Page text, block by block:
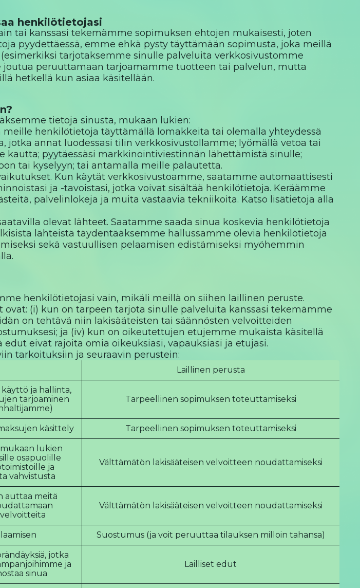
henkilötietojasi
tai kanssasi tekemämme sopimuksen ehtojen mukaisesti, joten
pyydettäessä, emme ehkä pysty täyttämään sopimusta, joka meillä
tarjotaksemme sinulle palveluita verkkosivustomme
joutua peruuttamaan tarjoamamme tuotteen tai palvelun, mutta
hetkellä kun asiaa käsitellään.
tietoja sinusta, mukaan lukien:
meille henkilötietoja täyttämällä lomakkeita tai olemalla yhteydessä
jotka annat luodessasi tilin verkkosivustollamme; lyömällä vetoa tai
kautta; pyytäessäsi markkinointiviestinnän lähettämistä sinulle;
tai kyselyyn; tai antamalla meille palautetta.
Kun käytät verkkosivustoamme, saatamme automaattisesti
ja -tavoistasi, jotka voivat sisältää henkilötietoja. Keräämme
palvelinlokeja ja muita vastaavia tekniikoita. Katso lisätietoja alla
olevat lähteet. Saatamme saada sinua koskevia henkilötietoja
lähteistä täydentääksemme hallussamme olevia henkilötietoja
sekä vastuullisen pelaamisen edistämiseksi myöhemmin
henkilötietojasi vain, mikäli meillä on siihen laillinen peruste.
(i) kun on tarpeen tarjota sinulle palveluita kanssasi tekemämme
on tehtävä niin lakisääteisten tai säännösten velvoitteiden
ja (iv) kun on oikeutettujen etujemme mukaista käsitellä
eivät rajoita omia oikeuksiasi, vapauksiasi ja etujasi.
tarkoituksiin ja seuraavin perustein:
Laillinen perusta
ja hallinta,
tarjoaminen
Tarpeellinen sopimuksen toteuttamiseksi
käsittely Tarpeellinen sopimuksen toteuttamiseksi
mukaan lukien
osapuolille
ja
vahvistusta
Välttämätön lakisääteisen velvoitteen noudattamiseksi
auttaa meitä
Välttämätön lakisääteisen velvoitteen noudattamiseksi
Suostumus (ja voit peruuttaa tilauksen milloin tahansa)
jotka
ja
sinua
Lailliset edut